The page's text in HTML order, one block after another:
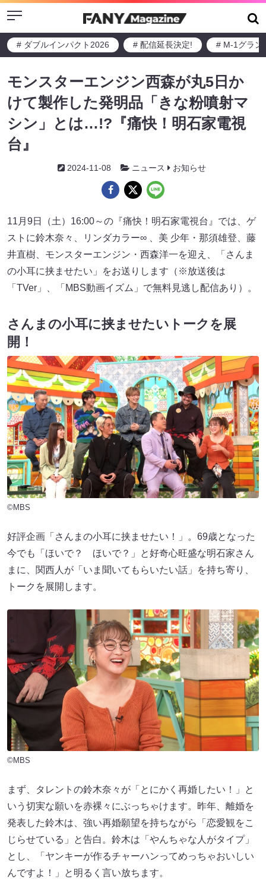
Menu
# ダブルインパクト2026 # 配信延長決定! # M-1グラン
モンスターエンジン西森が丸5日か
けて製作した発明品「きな粉噴射マ
シン」とは…!?『痛快！明石家電視
台』
2024-11-08 ニュース お知らせ
11月9日（土）16:00～の『痛快！明石家電視台』では、ゲ
ストに鈴木奈々、リンダカラー∞ 、美 少年・那須雄登、藤
井直樹、モンスターエンジン・西森洋一を迎え、「さんま
の小耳に挟ませたい」をお送りします（※放送後は
「TVer」、「MBS動画イズム」で無料見逃し配信あり）。
さんまの小耳に挟ませたいトークを展
開！
©MBS
好評企画「さんまの小耳に挟ませたい！」。69歳となった
今でも「ほいで？ ほいで？」と好奇心旺盛な明石家さん
まに、関西人が「いま聞いてもらいたい話」を持ち寄り、
トークを展開します。
©MBS
まず、タレントの鈴木奈々が「とにかく再婚したい！」と
いう切実な願いを赤裸々にぶっちゃけます。昨年、離婚を
発表した鈴木は、強い再婚願望を持ちながら「恋愛観をこ
じらせている」と告白。鈴木は「やんちゃな人がタイプ」
とし、「ヤンキーが作るチャーハンってめっちゃおいしい
んですよ！」と明るく言い放ちます。